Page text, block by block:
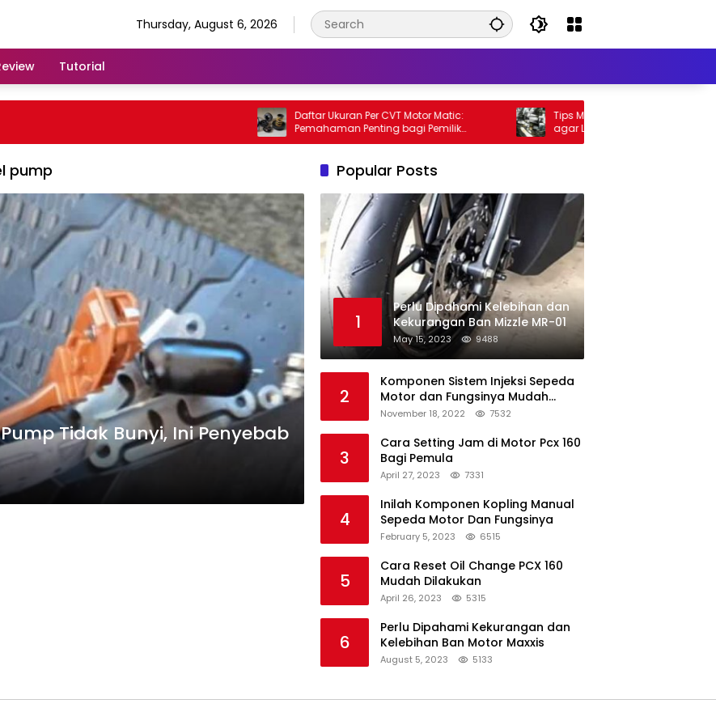
Thursday, August 6, 2026
Tutorial
Daftar Ukuran Per CVT Motor Matic:
Pemahaman Penting bagi Pemilik
Kendaraan
Tips Meningkatkan Performa Motor
agar Lebih Kencang
pump
Tidak Bunyi, Ini Penyebab
Popular Posts
1
Perlu Dipahami Kelebihan dan
Kekurangan Ban Mizzle MR-01
May 15, 2023 9488
2
Komponen Sistem Injeksi Sepeda
Motor dan Fungsinya Mudah
Untuk Dipahami
November 18, 2022 7532
3
Cara Setting Jam di Motor Pcx 160
Bagi Pemula
April 27, 2023 7331
4
Inilah Komponen Kopling Manual
Sepeda Motor Dan Fungsinya
February 5, 2023 6515
5
Cara Reset Oil Change PCX 160
Mudah Dilakukan
April 26, 2023 5315
6
Perlu Dipahami Kekurangan dan
Kelebihan Ban Motor Maxxis
August 5, 2023 5133